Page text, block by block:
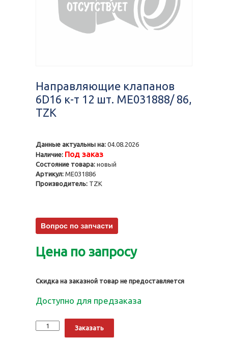
Направляющие клапанов
6D16 к-т 12 шт. ME031888/ 86,
TZK
Данные актуальны на: 04.08.2026
Наличие: Под заказ
Состояние товара: новый
Артикул: ME031886
Производитель: TZK
Цена по запросу
Скидка на заказной товар не предоставляется
Доступно для предзаказа
Количество
Направляющие
Заказать